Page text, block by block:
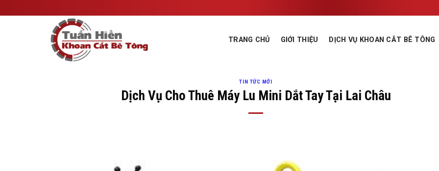
to
TRANG CHỦ GIỚI THIỆU DỊCH VỤ KHOAN CẮT BÊ TÔNG
TIN TỨC MỚI
Dịch Vụ Cho Thuê Máy Lu Mini Dắt Tay Tại Lai Châu